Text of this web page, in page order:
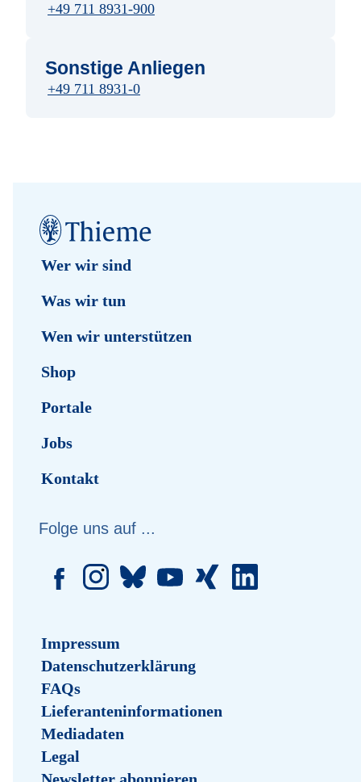
+49 711 8931-900
Sonstige Anliegen
+49 711 8931-0
Wer wir sind
Was wir tun
Wen wir unterstützen
Shop
Portale
Jobs
Kontakt
Folge uns auf ...
Impressum
Datenschutzerklärung
FAQs
Lieferanteninformationen
Mediadaten
Legal